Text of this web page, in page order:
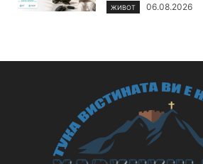
ЖИВОТ 06.08.2026